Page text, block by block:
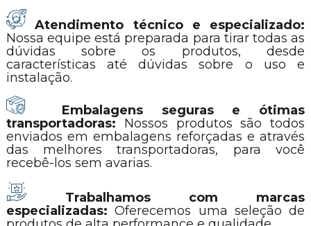
Atendimento técnico e especializado:
Nossa equipe está preparada para tirar todas as
dúvidas sobre os produtos, desde
características até dúvidas sobre o uso e
instalação.
Embalagens seguras e ótimas
transportadoras: Nossos produtos são todos
enviados em embalagens reforçadas e através
das melhores transportadoras, para você
recebê-los sem avarias.
Trabalhamos com marcas
especializadas:Oferecemos uma seleção de